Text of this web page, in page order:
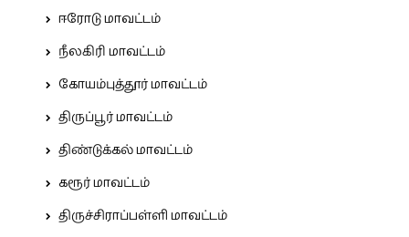
ஈரோடு மாவட்டம்
நீலகிரி மாவட்டம்
கோயம்புத்தூர் மாவட்டம்
திருப்பூர் மாவட்டம்
திண்டுக்கல் மாவட்டம்
கரூர் மாவட்டம்
திருச்சிராப்பள்ளி மாவட்டம்